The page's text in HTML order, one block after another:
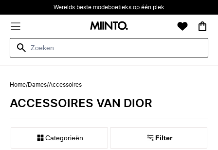
Werelds beste modeboetieks op één plek
Home/Dames/Accessoires
ACCESSOIRES VAN DIOR
Categorieën Filter